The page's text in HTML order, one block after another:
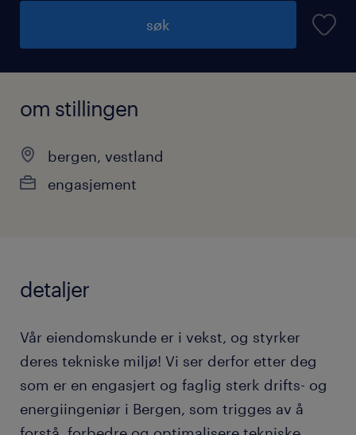
søk
om stillingen
bergen, vestland
engasjement
detaljer
Vår eiendomskunde er i vekst, og styrker
deres tekniske miljø! Vi ser derfor etter deg
som er en engasjert og faglig sterk drifts- og
energiingeniør i Bergen, som trigges av å